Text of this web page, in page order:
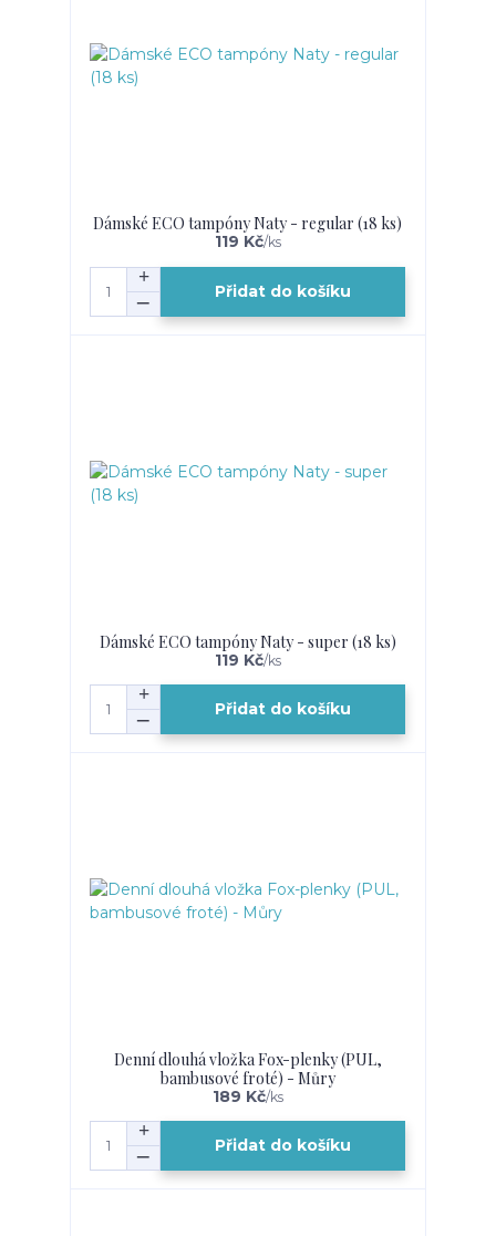
Dámské ECO tampóny Naty - regular (18 ks)
119 Kč/ks
Přidat do košíku
Dámské ECO tampóny Naty - super (18 ks)
119 Kč/ks
Přidat do košíku
Denní dlouhá vložka Fox-plenky (PUL,
bambusové froté) - Můry
189 Kč/ks
Přidat do košíku